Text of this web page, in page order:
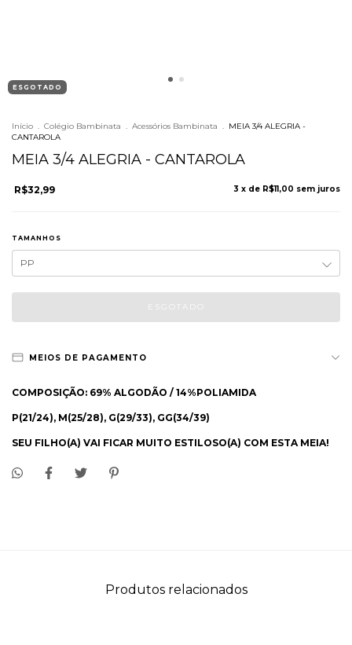
ESGOTADO
Início . Colégio Bambinata . Acessórios Bambinata . MEIA 3/4 ALEGRIA -
CANTAROLA
MEIA 3/4 ALEGRIA - CANTAROLA
R$32,99 3 x de R$11,00 sem juros
TAMANHOS
MEIOS DE PAGAMENTO
COMPOSIÇÃO: 69% ALGODÃO / 14%POLIAMIDA
P(21/24), M(25/28), G(29/33), GG(34/39)
SEU FILHO(A) VAI FICAR MUITO ESTILOSO(A) COM ESTA MEIA!
Produtos relacionados